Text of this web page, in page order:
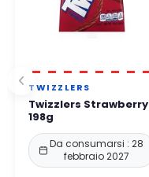
TWIZZLERS
Twizzlers Strawberry
198g
Da consumarsi : 28
febbraio 2027